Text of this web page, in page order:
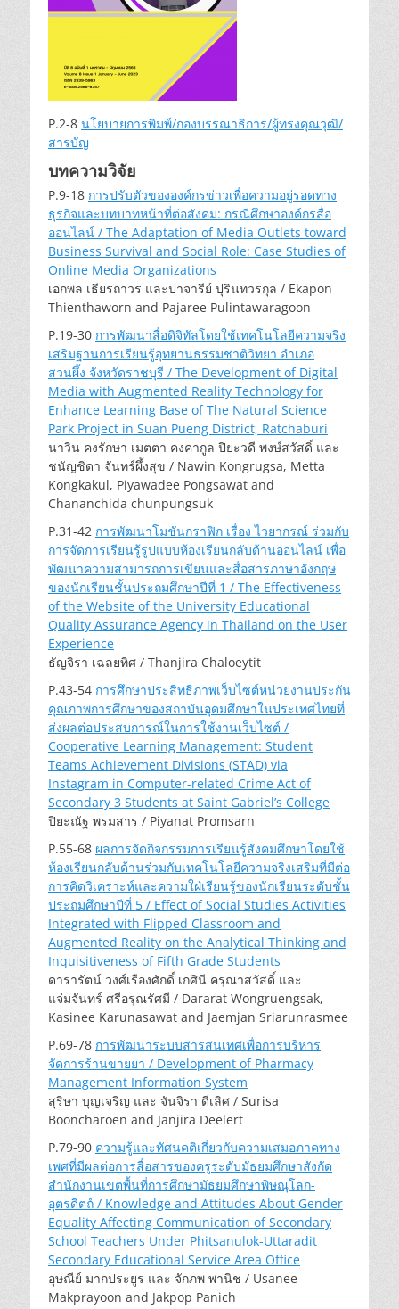
P.2-8 นโยบายการพิมพ์/กองบรรณาธิการ/ผู้ทรงคุณวุฒิ/
สารบัญ
บทความวิจัย
P.9-18 การปรับตัวขององค์กรข่าวเพื่อความอยู่รอดทาง
ธุรกิจและบทบาทหน้าที่ต่อสังคม: กรณีศึกษาองค์กรสื่อ
ออนไลน์ / The Adaptation of Media Outlets toward
Business Survival and Social Role: Case Studies of
Online Media Organizations
เอกพล เธียรถาวร และปาจารีย์ ปุรินทวรกุล / Ekapon
Thienthaworn and Pajaree Pulintawaragoon
P.19-30 การพัฒนาสื่อดิจิทัลโดยใช้เทคโนโลยีความจริง
เสริมฐานการเรียนรู้อุทยานธรรมชาติวิทยา อำเภอ
สวนผึ้ง จังหวัดราชบุรี / The Development of Digital
Media with Augmented Reality Technology for
Enhance Learning Base of The Natural Science
Park Project in Suan Pueng District, Ratchaburi
นาวิน คงรักษา เมตตา คงคากูล ปิยะวดี พงษ์สวัสดิ์ และ
ชนัญชิดา จันทร์ผึ้งสุข / Nawin Kongrugsa, Metta
Kongkakul, Piyawadee Pongsawat and
Chananchida chunpungsuk
P.31-42 การพัฒนาโมชันกราฟิก เรื่อง ไวยากรณ์ ร่วมกับ
การจัดการเรียนรู้รูปแบบห้องเรียนกลับด้านออนไลน์ เพื่อ
พัฒนาความสามารถการเขียนและสื่อสารภาษาอังกฤษ
ของนักเรียนชั้นประถมศึกษาปีที่ 1 / The Effectiveness
of the Website of the University Educational
Quality Assurance Agency in Thailand on the User
Experience
ธัญจิรา เฉลยทิศ / Thanjira Chaloeytit
P.43-54 การศึกษาประสิทธิภาพเว็บไซต์หน่วยงานประกัน
คุณภาพการศึกษาของสถาบันอุดมศึกษาในประเทศไทยที่
ส่งผลต่อประสบการณ์ในการใช้งานเว็บไซต์ /
Cooperative Learning Management: Student
Teams Achievement Divisions (STAD) via
Instagram in Computer-related Crime Act of
Secondary 3 Students at Saint Gabriel’s College
ปิยะณัฐ พรมสาร / Piyanat Promsarn
P.55-68 ผลการจัดกิจกรรมการเรียนรู้สังคมศึกษาโดยใช้
ห้องเรียนกลับด้านร่วมกับเทคโนโลยีความจริงเสริมที่มีต่อ
การคิดวิเคราะห์และความใฝ่เรียนรู้ของนักเรียนระดับชั้น
ประถมศึกษาปีที่ 5 / Effect of Social Studies Activities
Integrated with Flipped Classroom and
Augmented Reality on the Analytical Thinking and
Inquisitiveness of Fifth Grade Students
ดารารัตน์ วงศ์เรืองศักดิ์ เกศินี ครุณาสวัสดิ์ และ
แจ่มจันทร์ ศรีอรุณรัศมี / Dararat Wongruengsak,
Kasinee Karunasawat and Jaemjan Sriarunrasmee
P.69-78 การพัฒนาระบบสารสนเทศเพื่อการบริหาร
จัดการร้านขายยา / Development of Pharmacy
Management Information System
สุริษา บุญเจริญ และ จันจิรา ดีเลิศ / Surisa
Booncharoen and Janjira Deelert
P.79-90 ความรู้และทัศนคติเกี่ยวกับความเสมอภาคทาง
เพศที่มีผลต่อการสื่อสารของครูระดับมัธยมศึกษาสังกัด
สำนักงานเขตพื้นที่การศึกษามัธยมศึกษาพิษณุโลก-
อุตรดิตถ์ / Knowledge and Attitudes About Gender
Equality Affecting Communication of Secondary
School Teachers Under Phitsanulok-Uttaradit
Secondary Educational Service Area Office
อุษณีย์ มากประยูร และ จักภพ พานิช / Usanee
Makprayoon and Jakpop Panich